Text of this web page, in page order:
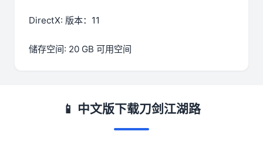
DirectX: 版本：11
储存空间: 20 GB 可用空间
📱 中文版下载刀剑江湖路